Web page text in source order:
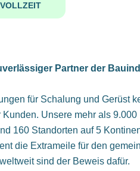
VOLLZEIT
Partner der
für Schalung und Gerüst
Unsere mehr als 9.000
160 Standorten auf 5
die Extrameile für den
sind der Beweis dafür.